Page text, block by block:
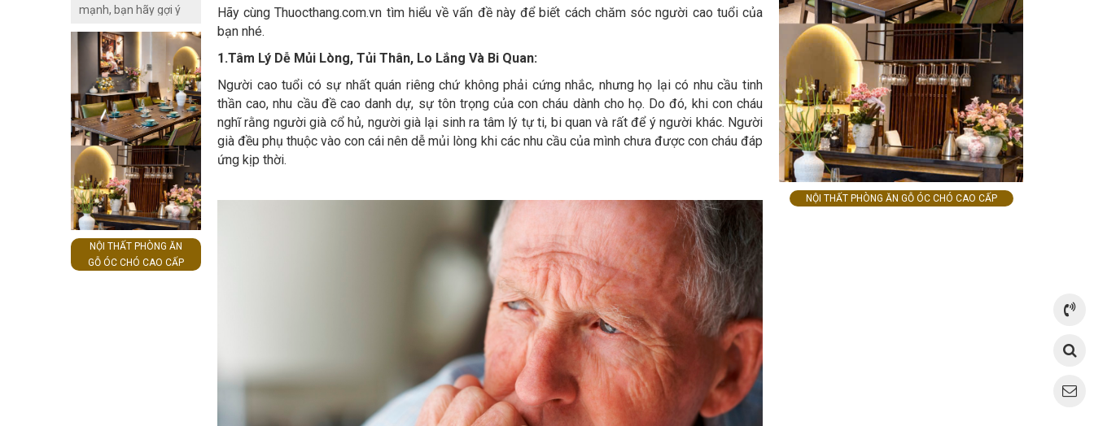
Hãy cùng Thuocthang.com.vn tìm hiểu về vấn đề này để biết cách chăm sóc người cao tuổi của
bạn nhé.
1.Tâm Lý Dễ Mủi Lòng, Tủi Thân, Lo Lắng Và Bi Quan:
Người cao tuổi có sự nhất quán riêng chứ không phải cứng nhắc, nhưng họ lại có nhu cầu tinh
thần cao, nhu cầu đề cao danh dự, sự tôn trọng của con cháu dành cho họ. Do đó, khi con cháu
nghĩ rằng người già cổ hủ, người già lại sinh ra tâm lý tự ti, bi quan và rất để ý người khác. Người
già đều phụ thuộc vào con cái nên dễ mủi lòng khi các nhu cầu của mình chưa được con cháu đáp
ứng kịp thời.
một cách chi tiết nhất.
cao sức khỏe, đây còn
là môi trường tốt để
người cao tuổi giao
lưu, chia sẻ những vui
buồn trong cuộc sống.
mạnh, bạn hãy gợi ý
họ thử thực hiện
những bài tập dưỡng
sinh tại nhà. Các bài
tập thể dục dưỡng
sinh không chỉ giúp
người lớn tuổi cải thiện
sự linh hoạt của cơ thể
mà còn hỗ trợ điều trị
bệnh đấy.
NỘI THẤT PHÒNG ĂN
GỖ ÓC CHÓ CAO CẤP
NỘI THẤT PHÒNG ĂN GỖ ÓC CHÓ CAO CẤP